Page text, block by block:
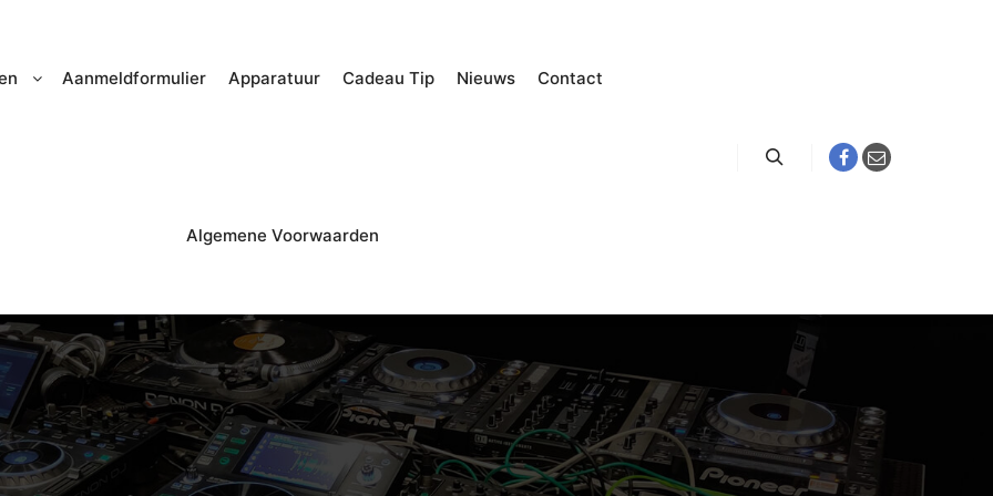
Aanmeldformulier Apparatuur Cadeau Tip Nieuws Contact
Algemene Voorwaarden